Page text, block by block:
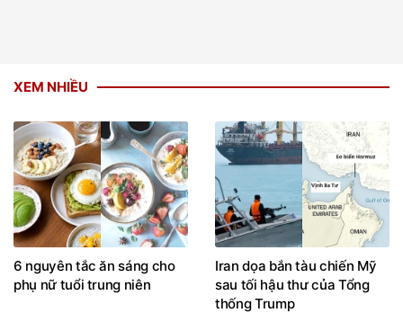
XEM NHIỀU
6 nguyên tắc ăn sáng cho
phụ nữ tuổi trung niên
Iran dọa bắn tàu chiến Mỹ
sau tối hậu thư của Tổng
thống Trump